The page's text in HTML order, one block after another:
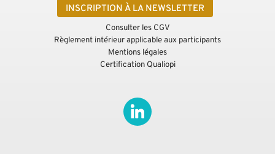
INSCRIPTION À LA NEWSLETTER
Consulter les CGV
Règlement intérieur applicable aux participants
Mentions légales
Certification Qualiopi